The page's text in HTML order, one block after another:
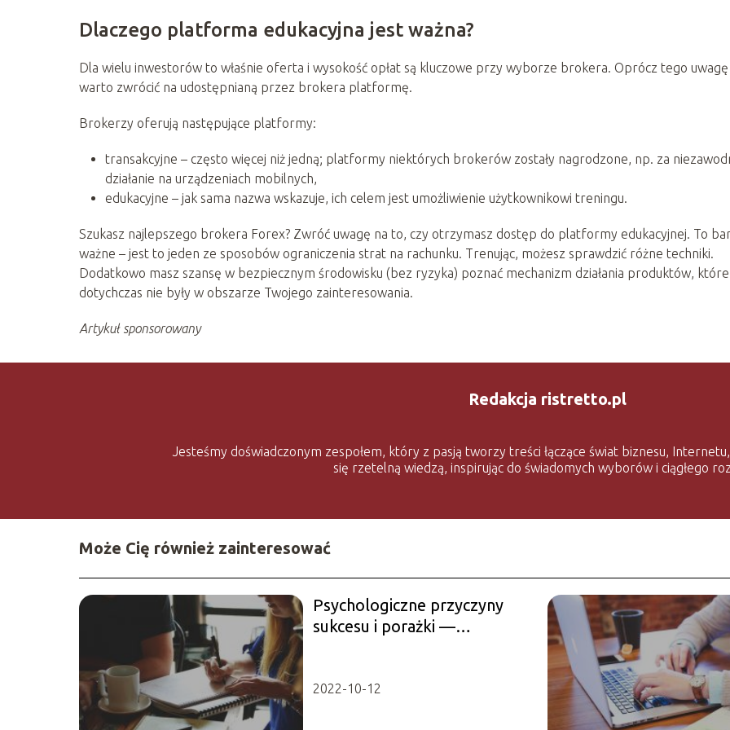
Dlaczego platforma edukacyjna jest ważna?
Dla wielu inwestorów to właśnie oferta i wysokość opłat są kluczowe przy wyborze brokera. Oprócz tego uwagę
warto zwrócić na udostępnianą przez brokera platformę.
Brokerzy oferują następujące platformy:
transakcyjne – często więcej niż jedną; platformy niektórych brokerów zostały nagrodzone, np. za
działanie na urządzeniach mobilnych,
edukacyjne – jak sama nazwa wskazuje, ich celem jest umożliwienie użytkownikowi treningu.
Szukasz najlepszego brokera Forex? Zwróć uwagę na to, czy otrzymasz dostęp do platformy edukacyjnej. To
ważne – jest to jeden ze sposobów ograniczenia strat na rachunku. Trenując, możesz sprawdzić różne techniki.
Dodatkowo masz szansę w bezpiecznym środowisku (bez ryzyka) poznać mechanizm działania produktów, które
dotychczas nie były w obszarze Twojego zainteresowania.
Artykuł sponsorowany
Redakcja ristretto.pl
Jesteśmy doświadczonym zespołem, który z pasją tworzy treści łączące świat biznesu,
się rzetelną wiedzą, inspirując do świadomych wyborów i ciągłego
Może Cię również zainteresować
Psychologiczne przyczyny
sukcesu i porażki —
2022-10-12